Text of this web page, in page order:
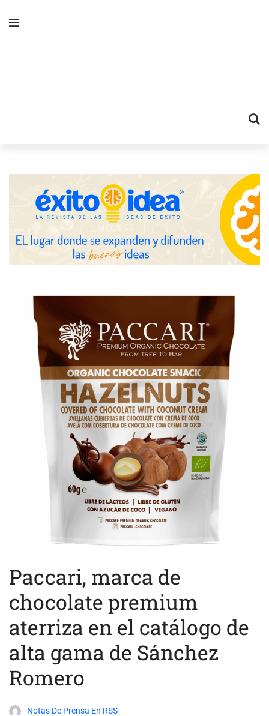
Paccari, marca de
chocolate premium
aterriza en el catálogo de
alta gama de Sánchez
Romero
Notas De Prensa En RSS